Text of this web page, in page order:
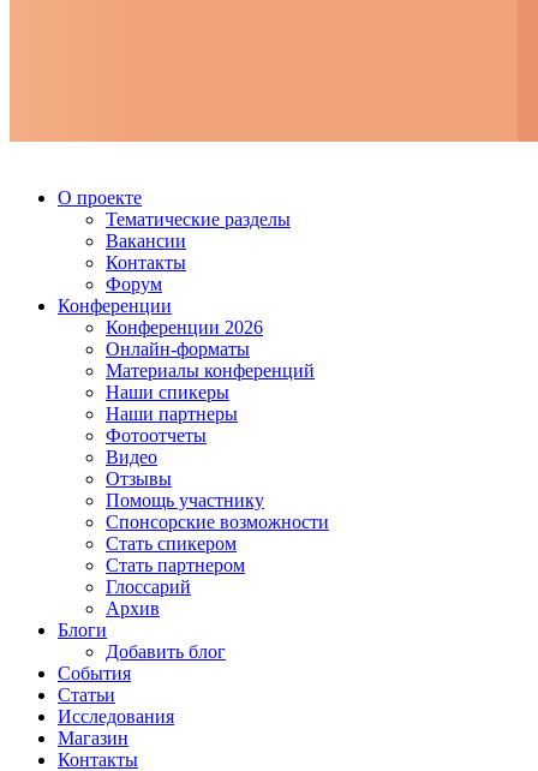
О проекте
Тематические разделы
Вакансии
Контакты
Форум
Конференции
Конференции 2026
Онлайн-форматы
Материалы конференций
Наши спикеры
Наши партнеры
Фотоотчеты
Видео
Отзывы
Помощь участнику
Спонсорские возможности
Стать спикером
Стать партнером
Глоссарий
Архив
Блоги
Добавить блог
События
Статьи
Исследования
Магазин
Контакты